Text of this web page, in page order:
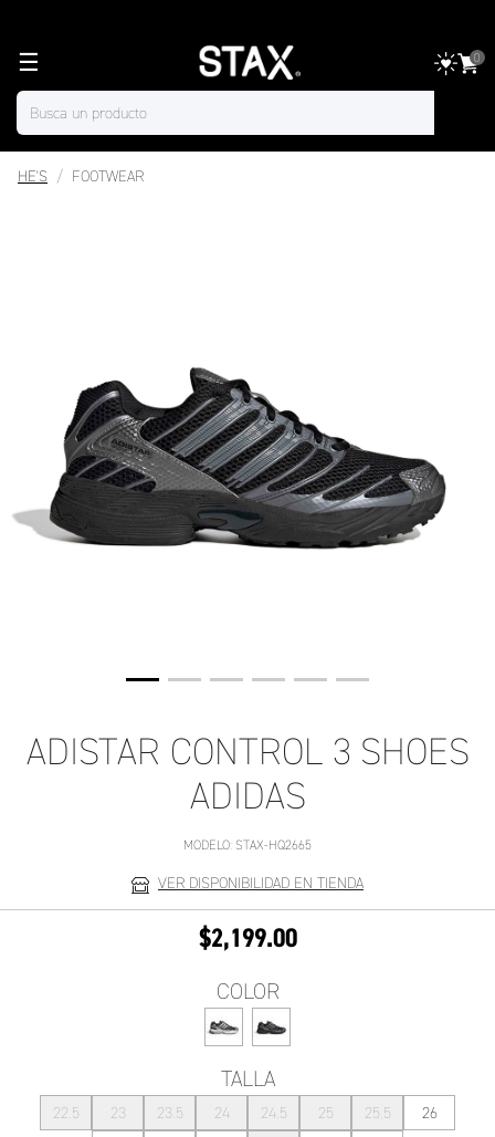
☰ 0
HE'S FOOTWEAR
ADISTAR CONTROL 3 SHOES
ADIDAS
MODELO: STAX-HQ2665
VER DISPONIBILIDAD EN TIENDA
$2,199.00
COLOR
TALLA
22.5 23 23.5 24 24.5 25 25.5
26